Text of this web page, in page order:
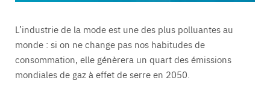
L’industrie de la mode est une des plus polluantes au
monde : si on ne change pas nos habitudes de
consommation, elle génèrera un quart des émissions
mondiales de gaz à effet de serre en 2050.